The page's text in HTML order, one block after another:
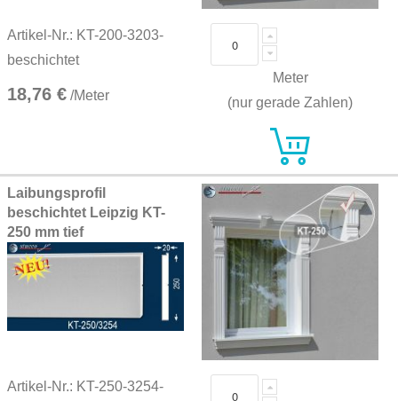
Artikel-Nr.: KT-200-3203-
beschichtet
18,76 € /Meter
Meter
(nur gerade Zahlen)
Laibungsprofil
beschichtet Leipzig KT-
250 mm tief
Artikel-Nr.: KT-250-3254-